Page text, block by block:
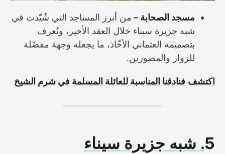
مسجد الصحابة – من أبرز المساجد التي شُيّدت في
شبه جزيرة سيناء خلال العقد الأخير، ويُعرف
بتصميمه العثماني الأخّاذ، ما يجعله وجهة مفضّلة
للزوار والمصورين.
اكتشف فنادقنا المناسبة للعائلة المسلمة في شرم الشيخ
5. شبه جزيرة سيناء